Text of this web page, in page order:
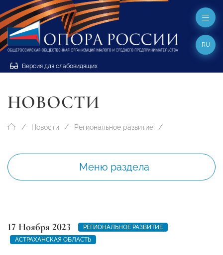
Версия для слабовидящих
RU
НОВОСТИ
Новости Региональное развитие
Меню раздела
17 Ноября 2023
РЕГИОНАЛЬНОЕ РАЗВИТИЕ
АСТРАХАНСКАЯ ОБЛАСТЬ